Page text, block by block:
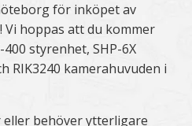
för inköpet av
Vi hoppas att du kommer
styrenhet, SHP-6X
RIK3240 kamerahuvuden i
behöver ytterligare